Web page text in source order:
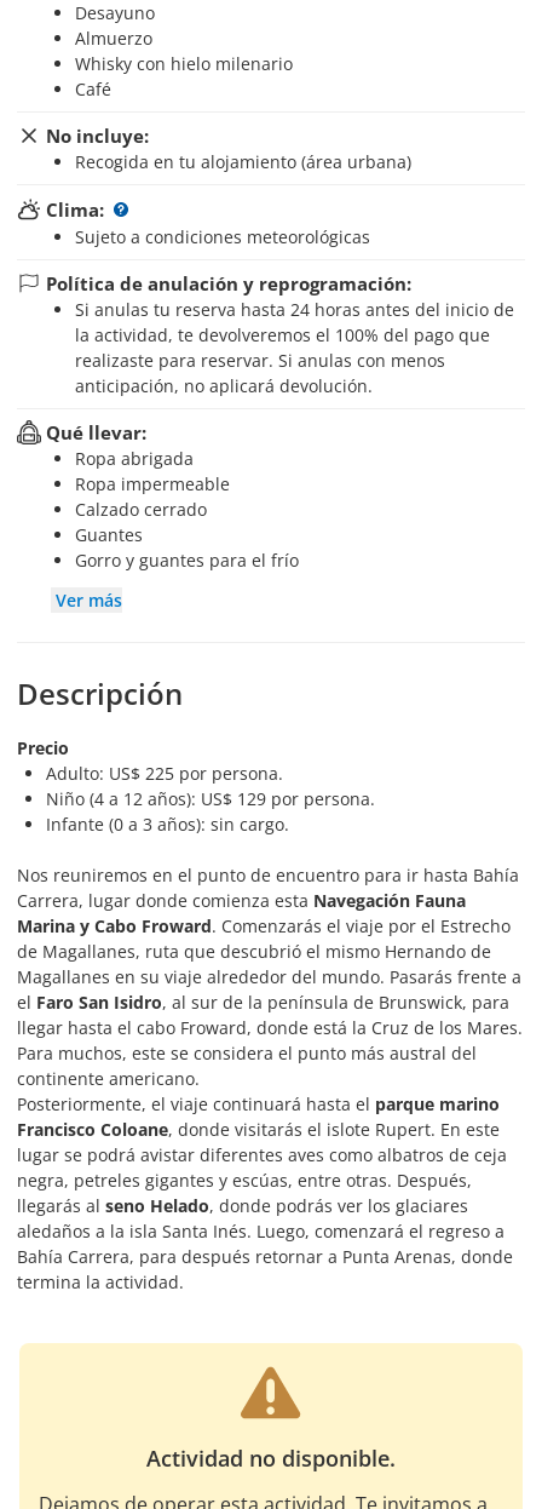
Desayuno
Almuerzo
Whisky con hielo milenario
Café
No incluye:
Recogida en tu alojamiento (área urbana)
Clima:
Sujeto a condiciones meteorológicas
Política de anulación y reprogramación:
Si anulas tu reserva hasta 24 horas antes del inicio de
la actividad, te devolveremos el 100% del pago que
realizaste para reservar. Si anulas con menos
anticipación, no aplicará devolución.
Qué llevar:
Ropa abrigada
Ropa impermeable
Calzado cerrado
Guantes
Gorro y guantes para el frío
Ver más
Descripción
Precio
Adulto: US$ 225 por persona.
Niño (4 a 12 años): US$ 129 por persona.
Infante (0 a 3 años): sin cargo.
Nos reuniremos en el punto de encuentro para ir hasta Bahía
Carrera, lugar donde comienza esta Navegación Fauna
Marina y Cabo Froward. Comenzarás el viaje por el Estrecho
de Magallanes, ruta que descubrió el mismo Hernando de
Magallanes en su viaje alrededor del mundo. Pasarás frente a
el Faro San Isidro, al sur de la península de Brunswick, para
llegar hasta el cabo Froward, donde está la Cruz de los Mares.
Para muchos, este se considera el punto más austral del
continente americano.
Posteriormente, el viaje continuará hasta el parque marino
Francisco Coloane, donde visitarás el islote Rupert. En este
lugar se podrá avistar diferentes aves como albatros de ceja
negra, petreles gigantes y escúas, entre otras. Después,
llegarás al seno Helado, donde podrás ver los glaciares
aledaños a la isla Santa Inés. Luego, comenzará el regreso a
Bahía Carrera, para después retornar a Punta Arenas, donde
termina la actividad.
Actividad no disponible.